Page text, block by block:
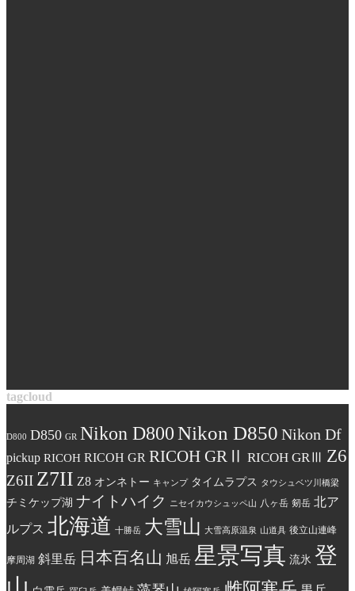
tagcloud
D800 D850 GR Nikon D800Nikon D850 Nikon Df
pickup RICOH RICOH GR RICOH GRⅡ RICOH GRⅢ Z6
Z6II Z7II Z8 オンネトー キャンプ タイムラプス タウシュベツ川橋梁
チミケップ湖 ナイトハイク ニセイカウシュッペ山 八ヶ岳 剱岳 北ア
ルプス 北海道 十勝岳 大雪山 大雪高原温泉 山道具 後立山連峰
摩周湖 斜里岳 日本百名山 旭岳 星景写真 流氷 登